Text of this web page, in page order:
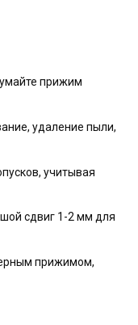
прижим
удаление пыли,
учитывая
сдвиг 1-2 мм для
прижимом,